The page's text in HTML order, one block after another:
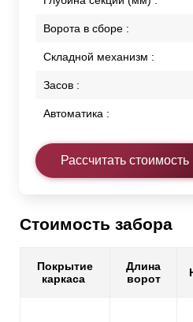
Ворота в сборе :
Складной механизм :
Засов :
Автоматика :
Рассчитать стоимость
Стоимость забора
Покрытие
каркаса
Длина
ворот